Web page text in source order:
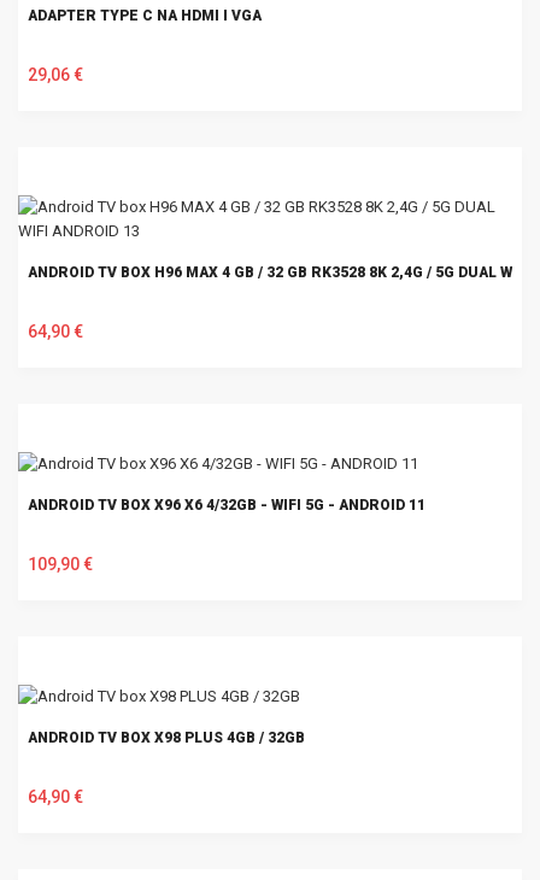
ADAPTER TYPE C NA HDMI I VGA
29,06 €
ANDROID TV BOX H96 MAX 4 GB / 32 GB RK3528 8K 2,4G / 5G DUAL WIFI
64,90 €
ANDROID TV BOX X96 X6 4/32GB - WIFI 5G - ANDROID 11
109,90 €
ANDROID TV BOX X98 PLUS 4GB / 32GB
64,90 €